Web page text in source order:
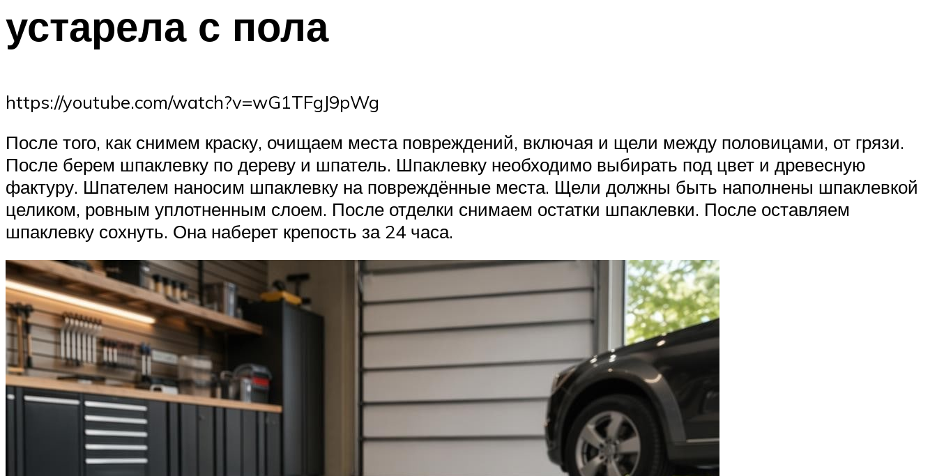
устарела с пола
https://youtube.com/watch?v=wG1TFgJ9pWg
После того, как снимем краску, очищаем места повреждений, включая и щели между половицами, от грязи.
После берем шпаклевку по дереву и шпатель. Шпаклевку необходимо выбирать под цвет и древесную
фактуру. Шпателем наносим шпаклевку на повреждённые места. Щели должны быть наполнены шпаклевкой
целиком, ровным уплотненным слоем. После отделки снимаем остатки шпаклевки. После оставляем
шпаклевку сохнуть. Она наберет крепость за 24 часа.